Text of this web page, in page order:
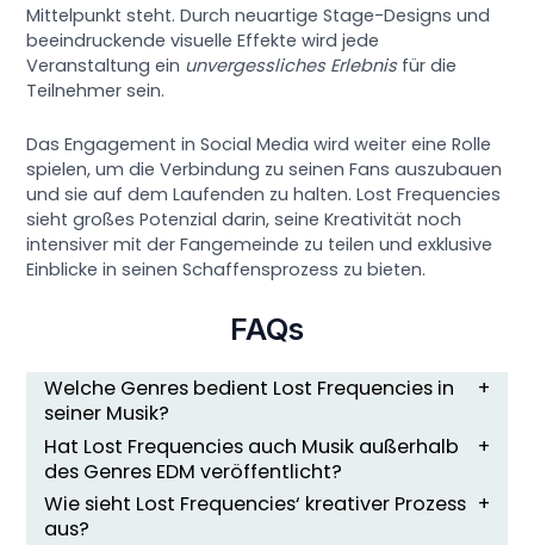
Mittelpunkt steht. Durch neuartige Stage-Designs und
beeindruckende visuelle Effekte wird jede
Veranstaltung ein unvergessliches Erlebnisfür die
Teilnehmer sein.
Das Engagement in Social Media wird weiter eine Rolle
spielen, um die Verbindung zu seinen Fans auszubauen
und sie auf dem Laufenden zu halten. Lost Frequencies
sieht großes Potenzial darin, seine Kreativität noch
intensiver mit der Fangemeinde zu teilen und exklusive
Einblicke in seinen Schaffensprozess zu bieten.
FAQs
Welche Genres bedient Lost Frequencies in
seiner Musik?
Hat Lost Frequencies auch Musik außerhalb
des Genres EDM veröffentlicht?
Wie sieht Lost Frequencies‘ kreativer Prozess
aus?